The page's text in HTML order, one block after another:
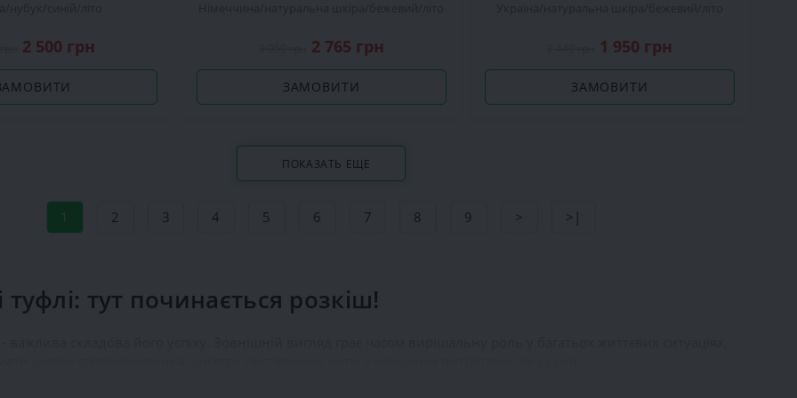
2 500 грн 2 765 грн
ЗАМОВИТИ
1 950 грн
ЗАМОВИТИ
ПОКАЗАТЬ ЕЩЕ
1 2 3 4 5 6 7 8 9 > >|
туфлі: тут починається розкіш!
будь-якого стильного гардеробу є якісне взуття. Красива хода, відчуття бадьорості протягом усього дня,